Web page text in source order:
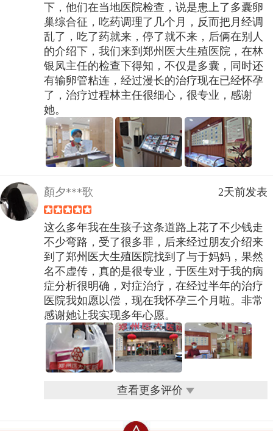
下，他们在当地医院检查，说是患上了多囊卵
巢综合征，吃药调理了几个月，反而把月经调
乱了，吃了药就来，停了就不来，后俩在别人
的介绍下，我们来到郑州医大生殖医院，在林
银凤主任的检查下得知，不仅是多囊，同时还
有输卵管粘连，经过漫长的治疗现在已经怀孕
了，治疗过程林主任很细心，很专业，感谢
她。
顏夕***歌 2天前发表
这么多年我在生孩子这条道路上花了不少钱走
不少弯路，受了很多罪，后来经过朋友介绍来
到了郑州医大生殖医院找到了与于妈妈，果然
名不虚传，真的是很专业，于医生对于我的病
症分析很明确，对症治疗，在经过半年的治疗
医院我如愿以偿，现在我怀孕三个月啦。非常
感谢她让我实现多年心愿。
查看更多评价